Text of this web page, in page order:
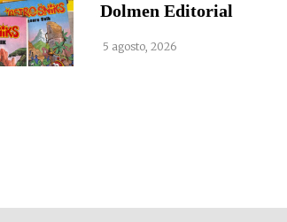
Dolmen Editorial
5 agosto, 2026